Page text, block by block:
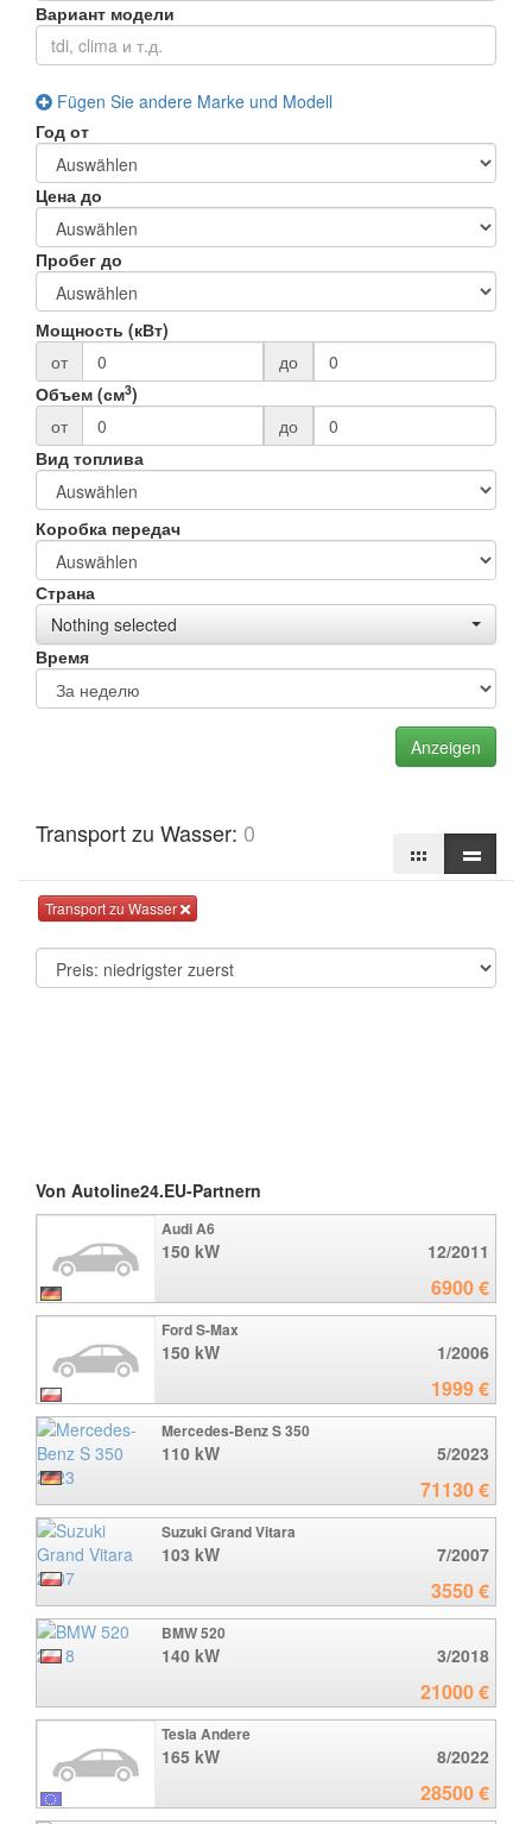
Вариант модели
Fügen Sie andere Marke und Modell
Год от
Цена до
Пробег до
Мощность (кВт)
от
до
Объем (см3)
от
до
Вид топлива
Коробка передач
Страна
Nothing selected
Время
Anzeigen
Transport zu Wasser: 0
Transport zu Wasser
Von Autoline24.EU-Partnern
Audi A6
150 kW 12/2011
6900 €
Ford S-Max
150 kW 1/2006
1999 €
Mercedes-Benz S 350
110 kW 5/2023
71130 €
Suzuki Grand Vitara
103 kW 7/2007
3550 €
BMW 520
140 kW 3/2018
21000 €
Tesla Andere
165 kW 8/2022
28500 €